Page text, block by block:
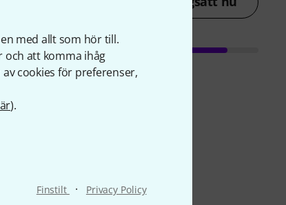
med allt som hör till.
och att komma ihåg
cookies för preferenser,
).
Finstilt · Privacy Policy